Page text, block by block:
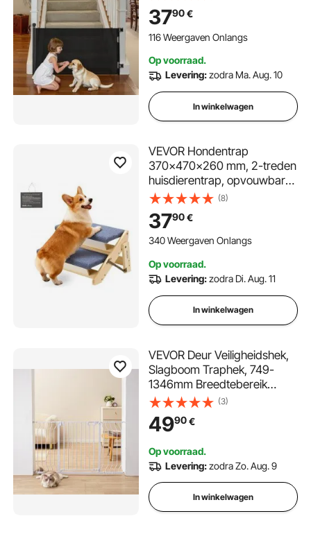
gaasveiligheidshekje voor
trappen en gangen,
binnen/buiten, zwart
3790€
116 Weergaven Onlangs
Op voorraad.
Levering:zodra Ma. Aug. 10
In winkelwagen
VEVOR Hondentrap
370x470x260 mm, 2-treden
huisdierentrap, opvouwbare
houten trap, geschikt voor
kleine, middelgrote, grote en
oudere huisdieren, evenals
puppy's tot 50 kg,
banken en auto's.
(8)
3790€
340 Weergaven Onlangs
Op voorraad.
Levering:zodra Di. Aug. 11
In winkelwagen
VEVOR Deur Veiligheidshek,
Slagboom Traphek, 749-
1346mm Breedtebereik
Kinderhek, Huisdierhek,
Traphek, Dubbelzijdig
Draaihek 762mm Hoogte, Wit
(3)
4990€
Op voorraad.
Levering:zodra Zo. Aug. 9
In winkelwagen